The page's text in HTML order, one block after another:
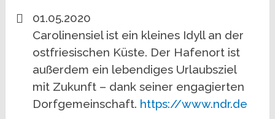
01.05.2020
Carolinensiel ist ein kleines Idyll an der
ostfriesischen Küste. Der Hafenort ist
außerdem ein lebendiges Urlaubsziel
mit Zukunft – dank seiner engagierten
Dorfgemeinschaft. https://www.ndr.de